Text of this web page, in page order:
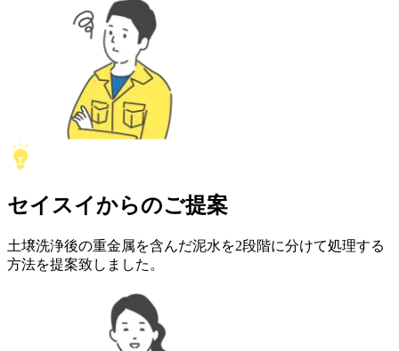
セイスイからのご提案
土壌洗浄後の重金属を含んだ泥水を2段階に分けて処理する
方法を提案致しました。